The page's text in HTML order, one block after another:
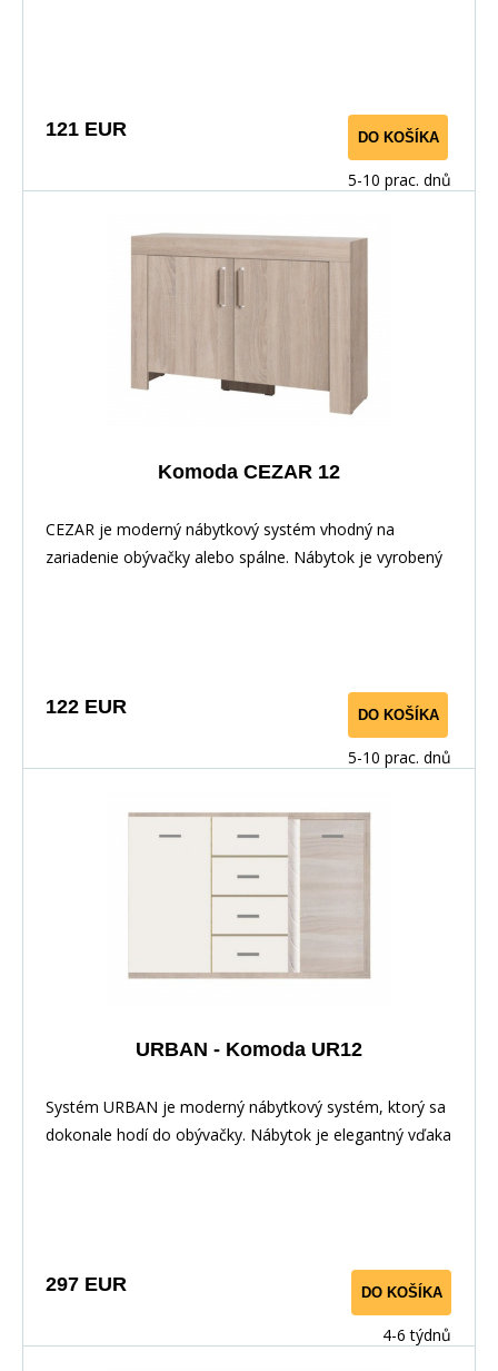
vytvoriť vlastnú miestnosť.
121 EUR DO KOŠÍKA
5-10 prac. dnů
Komoda CEZAR 12
CEZAR je moderný nábytkový systém vhodný na
zariadenie obývačky alebo spálne. Nábytok je vyrobený
vytvoriť vlastnú miestnosť.
122 EUR DO KOŠÍKA
5-10 prac. dnů
URBAN - Komoda UR12
Systém URBAN je moderný nábytkový systém, ktorý sa
dokonale hodí do obývačky. Nábytok je elegantný vďaka
samostatným komponentom si môžete vytvoriť vlastné
297 EUR DO KOŠÍKA
4-6 týdnů